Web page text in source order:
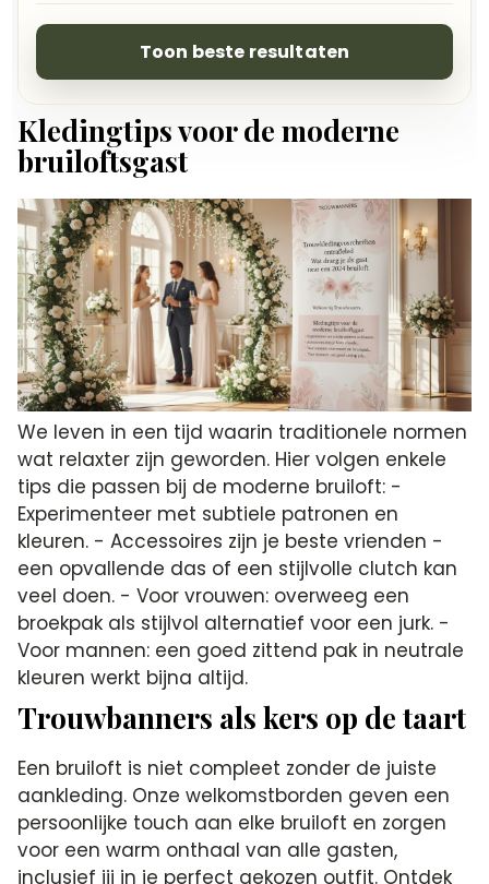
Toon beste resultaten
Kledingtips voor de moderne
bruiloftsgast
We leven in een tijd waarin traditionele normen
wat relaxter zijn geworden. Hier volgen enkele
tips die passen bij de moderne bruiloft: -
Experimenteer met subtiele patronen en
kleuren. - Accessoires zijn je beste vrienden -
een opvallende das of een stijlvolle clutch kan
veel doen. - Voor vrouwen: overweeg een
broekpak als stijlvol alternatief voor een jurk. -
Voor mannen: een goed zittend pak in neutrale
kleuren werkt bijna altijd.
Trouwbanners als kers op de taart
Een bruiloft is niet compleet zonder de juiste
aankleding. Onze welkomstborden geven een
persoonlijke touch aan elke bruiloft en zorgen
voor een warm onthaal van alle gasten,
inclusief jij in je perfect gekozen outfit. Ontdek